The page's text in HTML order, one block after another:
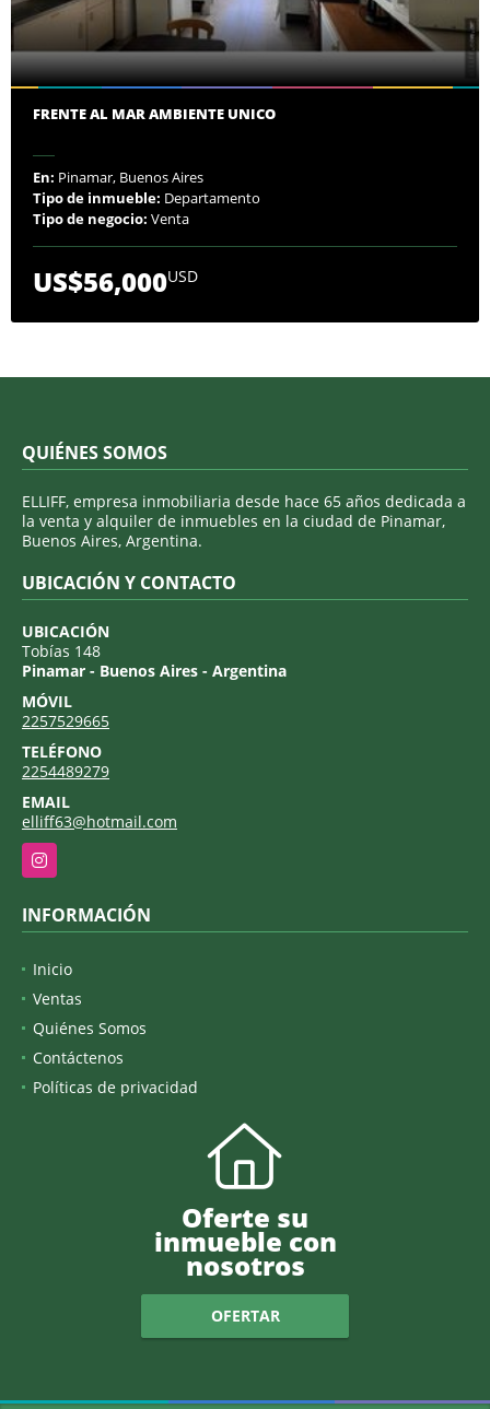
FRENTE AL MAR AMBIENTE UNICO
En: Pinamar, Buenos Aires
Tipo de inmueble: Departamento
Tipo de negocio: Venta
US$56,000USD
QUIÉNES SOMOS
ELLIFF, empresa inmobiliaria desde hace 65 años dedicada a
la venta y alquiler de inmuebles en la ciudad de Pinamar,
Buenos Aires, Argentina.
UBICACIÓN Y CONTACTO
UBICACIÓN
Tobías 148
Pinamar - Buenos Aires - Argentina
MÓVIL
2257529665
TELÉFONO
2254489279
EMAIL
elliff63@hotmail.com
Instagram
INFORMACIÓN
Inicio
Ventas
Quiénes Somos
Contáctenos
Políticas de privacidad
Oferte su
inmueble con
nosotros
OFERTAR